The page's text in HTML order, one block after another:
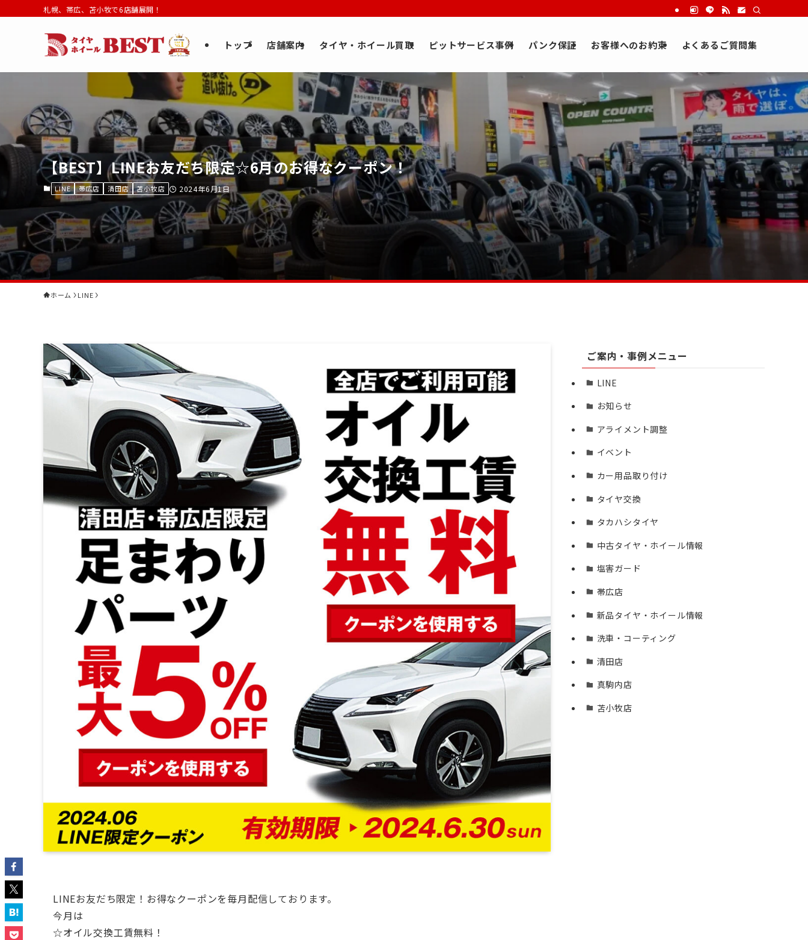
札幌、帯広、苫小牧で6店舗展開！
トップ 店舗案内 タイヤ・ホイール買取 ピットサービス事例 パンク保証 お客様へのお約束 よくあるご質問集
【BEST】LINEお友だち限定☆6月のお得なクーポン！
LINE 帯広店 清田店 苫小牧店 2024年6月1日
ホーム LINE
LINEお友だち限定！お得なクーポンを毎月配信しております。
今月は
☆オイル交換工賃無料！
ご案内・事例メニュー
LINE
お知らせ
アライメント調整
イベント
カー用品取り付け
タイヤ交換
タカハシタイヤ
中古タイヤ・ホイール情報
塩害ガード
帯広店
新品タイヤ・ホイール情報
洗車・コーティング
清田店
真駒内店
苫小牧店